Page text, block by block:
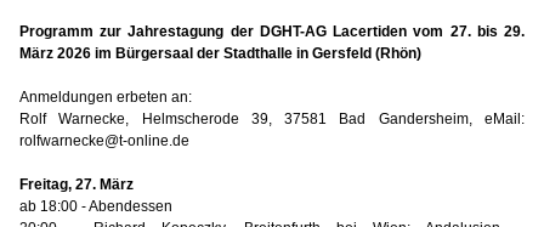
Programm zur Jahrestagung der DGHT-AG Lacertiden vom 27. bis 29.
März 2026 im Bürgersaal der Stadthalle in Gersfeld (Rhön)
Anmeldungen erbeten an:
Rolf Warnecke, Helmscherode 39, 37581 Bad Gandersheim, eMail:
rolfwarnecke@t-online.de
Freitag, 27. März
ab 18:00 - Abendessen